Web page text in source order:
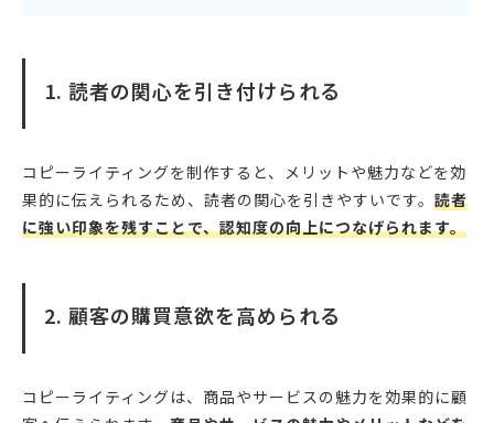
1. 読者の関心を引き付けられる
コピーライティングを制作すると、メリットや魅力などを効
果的に伝えられるため、読者の関心を引きやすいです。 読者
に強い印象を残すことで、認知度の向上につなげられます。
2. 顧客の購買意欲を高められる
コピーライティングは、商品やサービスの魅力を効果的に顧